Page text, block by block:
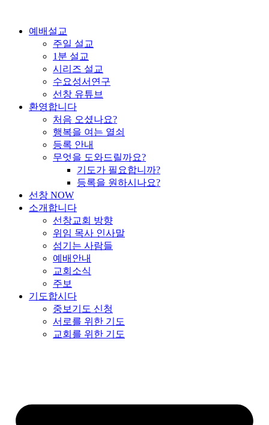
예배설교
주일 설교
1분 설교
시리즈 설교
수요성서연구
선창 유튜브
환영합니다
처음 오셨나요?
행복을 여는 열쇠
등록 안내
무엇을 도와드릴까요?
기도가 필요합니까?
등록을 원하시나요?
선창 NOW
소개합니다
선창교회 방향
위임 목사 인사말
섬기는 사람들
예배안내
교회소식
주보
기도합시다
중보기도 신청
서로를 위한 기도
교회를 위한 기도